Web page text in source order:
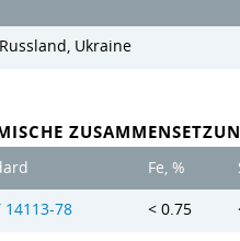
Ukraine
Fe, %
14113-78 < 0.75